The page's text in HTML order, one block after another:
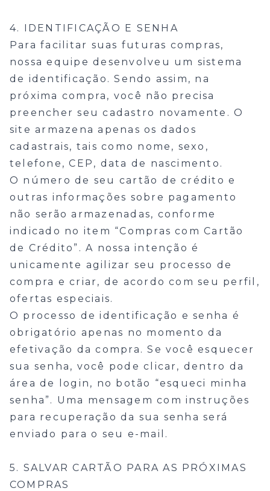
4. IDENTIFICAÇÃO E SENHA
Para facilitar suas futuras compras,
nossa equipe desenvolveu um sistema
de identificação. Sendo assim, na
próxima compra, você não precisa
preencher seu cadastro novamente. O
site armazena apenas os dados
cadastrais, tais como nome, sexo,
telefone, CEP, data de nascimento.
O número de seu cartão de crédito e
outras informações sobre pagamento
não serão armazenadas, conforme
indicado no item “Compras com Cartão
de Crédito”. A nossa intenção é
unicamente agilizar seu processo de
compra e criar, de acordo com seu perfil,
ofertas especiais.
O processo de identificação e senha é
obrigatório apenas no momento da
efetivação da compra. Se você esquecer
sua senha, você pode clicar, dentro da
área de login, no botão “esqueci minha
senha”. Uma mensagem com instruções
para recuperação da sua senha será
enviado para o seu e-mail.
5. SALVAR CARTÃO PARA AS PRÓXIMAS
COMPRAS